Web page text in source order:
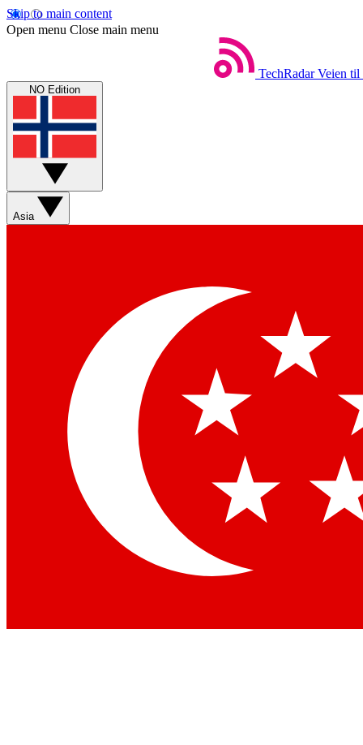
Skip to main content
Open menu Close main menu
TechRadar Veien til
NO Edition
Asia